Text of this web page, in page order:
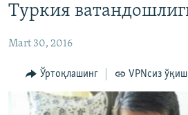
ўтинг
На русском
ИЖТИМОИЙ ТАРМОҚЛАР
Туркия
Mart 30, 2016
Ўртоқлашинг VPNсиз ўқиш